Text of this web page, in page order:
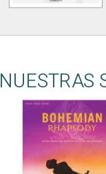
NUESTRAS